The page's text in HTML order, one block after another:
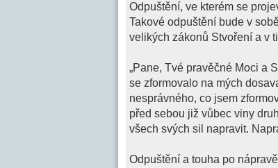
Odpuštění, ve kterém se
Takové odpuštění bude v
velikých zákonů Stvoření a v
„Pane, Tvé pravěčné Moci a
se zformovalo na mých
nesprávného, co jsem
před sebou již vůbec viny
všech svých sil napravit.
Odpuštění a touha po